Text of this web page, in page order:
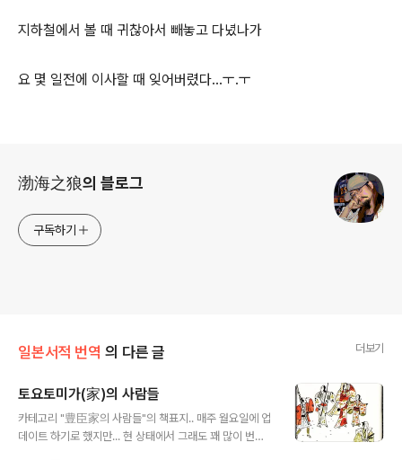
지하철에서 볼 때 귀찮아서 빼놓고 다녔나가
요 몇 일전에 이사할 때 잊어버렸다...ㅜ.ㅜ
渤海之狼의 블로그
구독하기
일본서적 번역 의 다른 글 더보기
토요토미가(家)의 사람들
카테고리 "豊臣家의 사람들"의 책표지.. 매주 월요일에 업
데이트 하기로 했지만... 현 상태에서 그래도 꽤 많이 번역